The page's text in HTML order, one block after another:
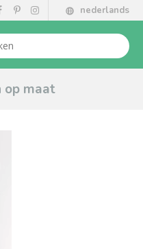
nederlands
op maat